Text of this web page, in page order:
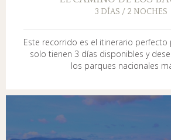
3 DÍAS / 2 NOCHES
Este recorrido es el itinerario perfecto
solo tienen 3 días disponibles y
los parques nacionales